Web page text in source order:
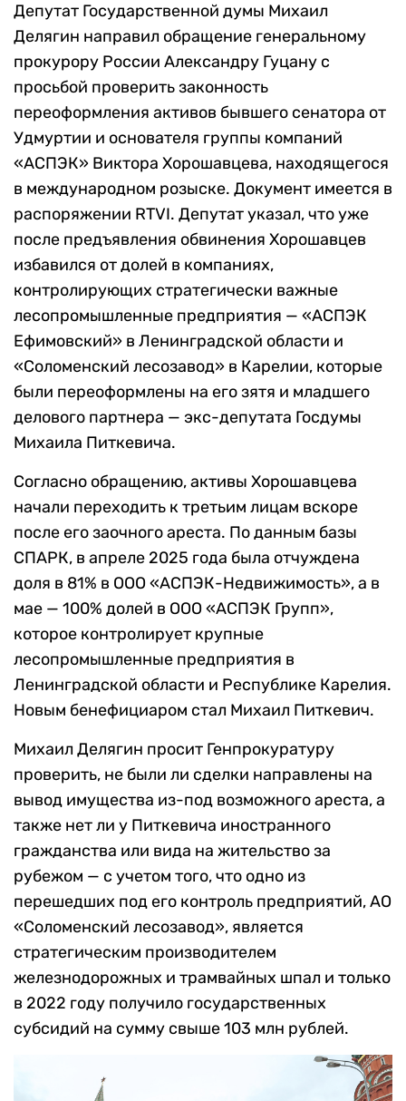
Депутат Государственной думы Михаил
Делягин направил обращение генеральному
прокурору России Александру Гуцану с
просьбой проверить законность
переоформления активов бывшего сенатора от
Удмуртии и основателя группы компаний
«АСПЭК» Виктора Хорошавцева, находящегося
в международном розыске. Документ имеется в
распоряжении RTVI. Депутат указал, что уже
после предъявления обвинения Хорошавцев
избавился от долей в компаниях,
контролирующих стратегически важные
лесопромышленные предприятия — «АСПЭК
Ефимовский» в Ленинградской области и
«Соломенский лесозавод» в Карелии, которые
были переоформлены на его зятя и младшего
делового партнера — экс-депутата Госдумы
Михаила Питкевича.
Согласно обращению, активы Хорошавцева
начали переходить к третьим лицам вскоре
после его заочного ареста. По данным базы
СПАРК, в апреле 2025 года была отчуждена
доля в 81% в ООО «АСПЭК-Недвижимость», а в
мае — 100% долей в ООО «АСПЭК Групп»,
которое контролирует крупные
лесопромышленные предприятия в
Ленинградской области и Республике Карелия.
Новым бенефициаром стал Михаил Питкевич.
Михаил Делягин просит Генпрокуратуру
проверить, не были ли сделки направлены на
вывод имущества из-под возможного ареста, а
также нет ли у Питкевича иностранного
гражданства или вида на жительство за
рубежом — с учетом того, что одно из
перешедших под его контроль предприятий, АО
«Соломенский лесозавод», является
стратегическим производителем
железнодорожных и трамвайных шпал и только
в 2022 году получило государственных
субсидий на сумму свыше 103 млн рублей.